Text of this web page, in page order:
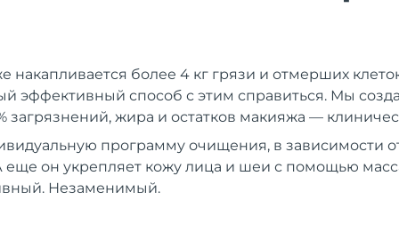
накапливается более 4 кг грязи и отмерших
эффективный способ с этим справиться. Мы
загрязнений, жира и остатков макияжа —
программу очищения, в зависимости
он укрепляет кожу лица и шеи с помощью
Незаменимый.